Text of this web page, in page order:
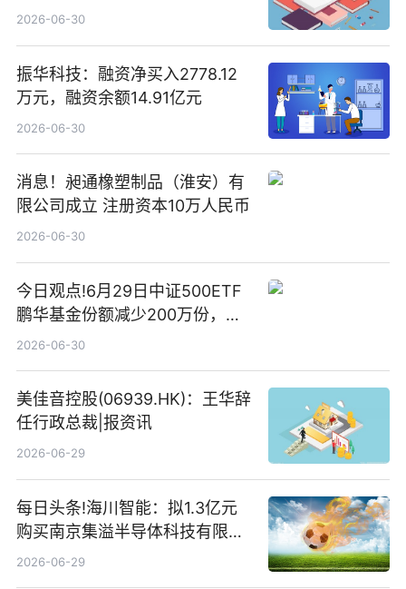
2026-06-30
振华科技：融资净买入2778.12
万元，融资余额14.91亿元
2026-06-30
消息！昶通橡塑制品（淮安）有
限公司成立 注册资本10万人民币
2026-06-30
今日观点!6月29日中证500ETF
鹏华基金份额减少200万份，重
仓股亨通光电、赤峰黄金、佰维
2026-06-30
美佳音控股(06939.HK)：王华辞
任行政总裁|报资讯
2026-06-29
每日头条!海川智能：拟1.3亿元
购买南京集溢半导体科技有限公
司15.3%股权
2026-06-29